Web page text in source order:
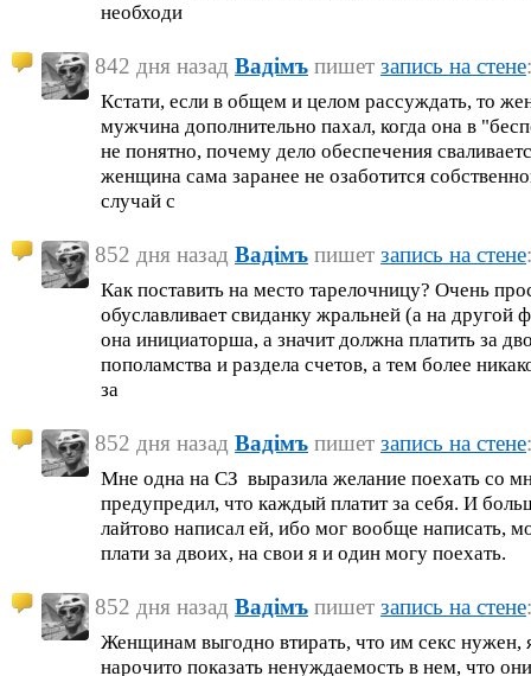
необходи
842 дня назад Вадiмъ пишет запись на стене:
Кстати, если в общем и целом рассуждать, то
мужчина дополнительно пахал, когда она в
не понятно, почему дело обеспечения
женщина сама заранее не озаботится
случай с
852 дня назад Вадiмъ пишет запись на стене:
Как поставить на место тарелочницу? Очень
обуславливает свиданку жральней (а на другой
она инициаторша, а значит должна платить за
пополамства и раздела счетов, а тем более
за
852 дня назад Вадiмъ пишет запись на стене:
Мне одна на СЗ выразила желание поехать со
предупредил, что каждый платит за себя. И
лайтово написал ей, ибо мог вообще написать,
плати за двоих, на свои я и один могу поехать.
852 дня назад Вадiмъ пишет запись на стене:
Женщинам выгодно втирать, что им секс нужен,
нарочито показать ненуждаемость в нем, что